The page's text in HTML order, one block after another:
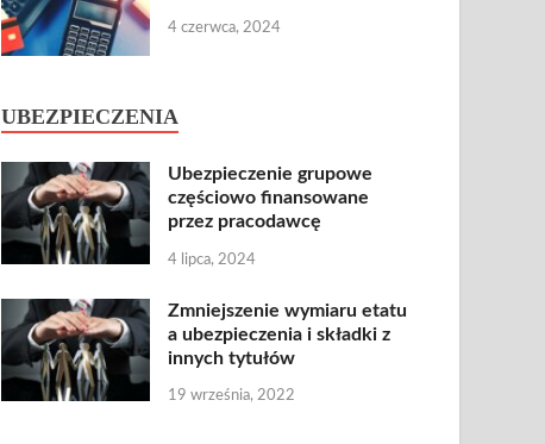
4 czerwca, 2024
UBEZPIECZENIA
Ubezpieczenie grupowe
częściowo finansowane
przez pracodawcę
4 lipca, 2024
Zmniejszenie wymiaru etatu
a ubezpieczenia i składki z
innych tytułów
19 września, 2022